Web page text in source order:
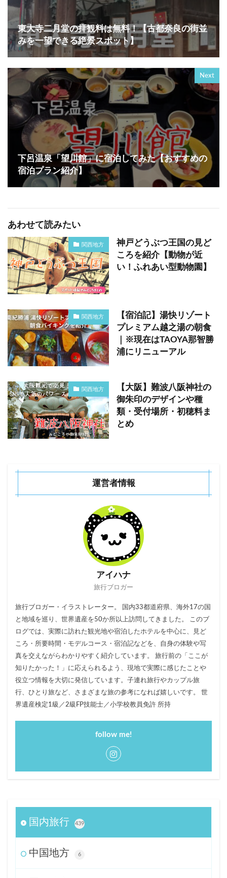
東大寺二月堂の拝観料は無料！【古都奈良の街並
みを一望できる絶景スポット】
Next
下呂温泉「望川館」に宿泊してみた【おすすめの
宿泊プラン紹介】
あわせて読みたい
関西地方
神戸どうぶつ王国の見ど
ころを紹介【動物が近
い！ふれあい型動物園】
関西地方
【宿泊記】湯快リゾート
プレミアム越之湯の朝食
｜※現在はTAOYA那智勝
浦にリニューアル
関西地方
【大阪】難波八阪神社の
御朱印のデザインや種
類・受付場所・初穂料ま
とめ
運営者情報
アイハナ
旅行ブロガー
旅行ブロガー・イラストレーター。 国内33都道府県、海外17の国
と地域を巡り、世界遺産を50か所以上訪問してきました。 このブ
ログでは、実際に訪れた観光地や宿泊したホテルを中心に、見ど
ころ・所要時間・モデルコース・宿泊記などを、自身の体験や写
真を交えながらわかりやすく紹介しています。 旅行前の「ここが
知りたかった！」に応えられるよう、現地で実際に感じたことや
役立つ情報を大切に発信しています。子連れ旅行やカップル旅
行、ひとり旅など、さまざまな旅の参考になれば嬉しいです。 世
界遺産検定1級／2級FP技能士／小学校教員免許 所持
follow me!
国内旅行 439
中国地方 6